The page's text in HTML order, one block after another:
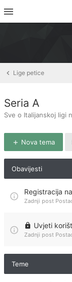
Lige petice
Seria A
Sve o Italijanskoj ligi
Nova tema
Obavijesti
Registracija
Zadnji post
Uvjeti
Zadnji post
Teme